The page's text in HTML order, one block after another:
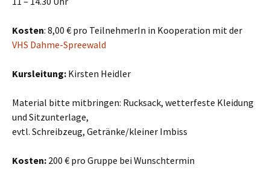
Kosten: 8,00 € pro TeilnehmerIn in Kooperation mit der
VHS Dahme-Spreewald
Kursleitung: Kirsten Heidler
Material bitte mitbringen: Rucksack, wetterfeste Kleidung
und Sitzunterlage,
evtl. Schreibzeug, Getränke/kleiner Imbiss
Kosten: 200 € pro Gruppe bei Wunschtermin